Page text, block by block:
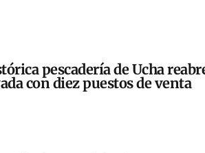
pescadería de Ucha
con diez puestos de venta